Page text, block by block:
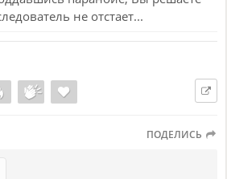
не отстает...
ПОДЕЛИСЬ